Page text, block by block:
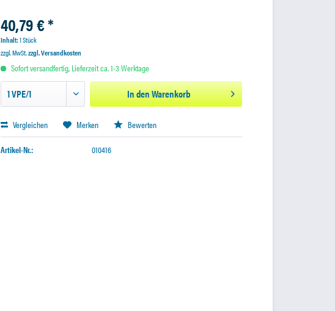
40,79 € *
Inhalt:1 Stück
zzgl. MwSt.zzgl. Versandkosten
Sofort versandfertig, Lieferzeit ca. 1-3 Werktage
In denWarenkorb
Vergleichen Merken Bewerten
Artikel-Nr.: 010416